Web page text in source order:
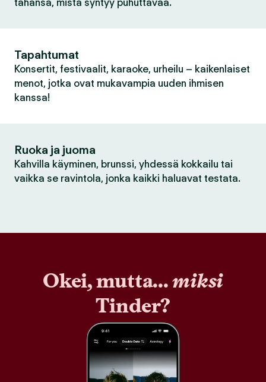
tahansa, mistä syntyy puhuttavaa.
Tapahtumat
Konsertit, festivaalit, karaoke, urheilu – kaikenlaiset
menot, jotka ovat mukavampia uuden ihmisen
kanssa!
Ruoka ja juoma
Kahvilla käyminen, brunssi, yhdessä kokkailu tai
vaikka se ravintola, jonka kaikki haluavat testata.
Okei, mutta...miksi
Tinder?